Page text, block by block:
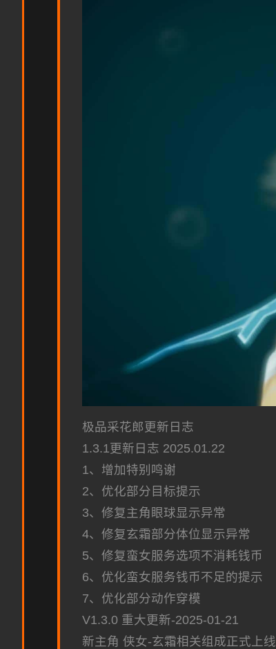
极品采花郎更新日志
1.3.1更新日志 2025.01.22
1、增加特别鸣谢
2、优化部分目标提示
3、修复主角眼球显示异常
4、修复玄霜部分体位显示异常
5、修复蛮女服务选项不消耗钱币
6、优化蛮女服务钱币不足的提示
7、优化部分动作穿模
V1.3.0 重大更新-2025-01-21
新主角 侠女-玄霜相关组成正式上线